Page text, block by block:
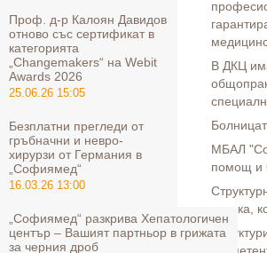
В ДКЦ
МБАЛ
помощ и
връзка,
Проф. д-р Калоян Давидов
отново със сертификат в
категорията
„Changemakers“ на Webit
Awards 2026
25.06.26 15:05
Безплатни прегледи от
гръбначни и невро-
хирурзи от Германия в
„Софиямед“
16.03.26 13:00
„Софиямед“ разкрива Хепатологичен
център – Вашият партньор в грижата
за черния дроб